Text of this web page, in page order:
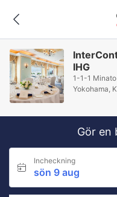
IHG
1-1-1
Yokohama,
Gör en
Incheckning
sön 9 aug